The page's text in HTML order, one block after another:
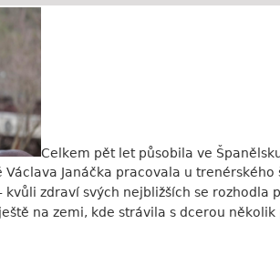
Celkem pět let působila ve
Václava Janáčka pracovala u
kvůli zdraví svých nejbližších se
na zemi, kde strávila s dcerou